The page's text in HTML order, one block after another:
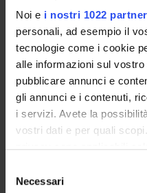
Noi e i nostri 1022 partner
personali, ad esempio il
tecnologie come i cookie
alle informazioni sul
pubblicare annunci e
gli annunci e i contenuti,
i servizi. Avete la
vostri dati e per quali
privacy sono applicabili
modificare o revocare il
delNecessari
PARTECIPANTI AL
Federica Pasquariello
Professore ordinario
AREE DI RICERCA